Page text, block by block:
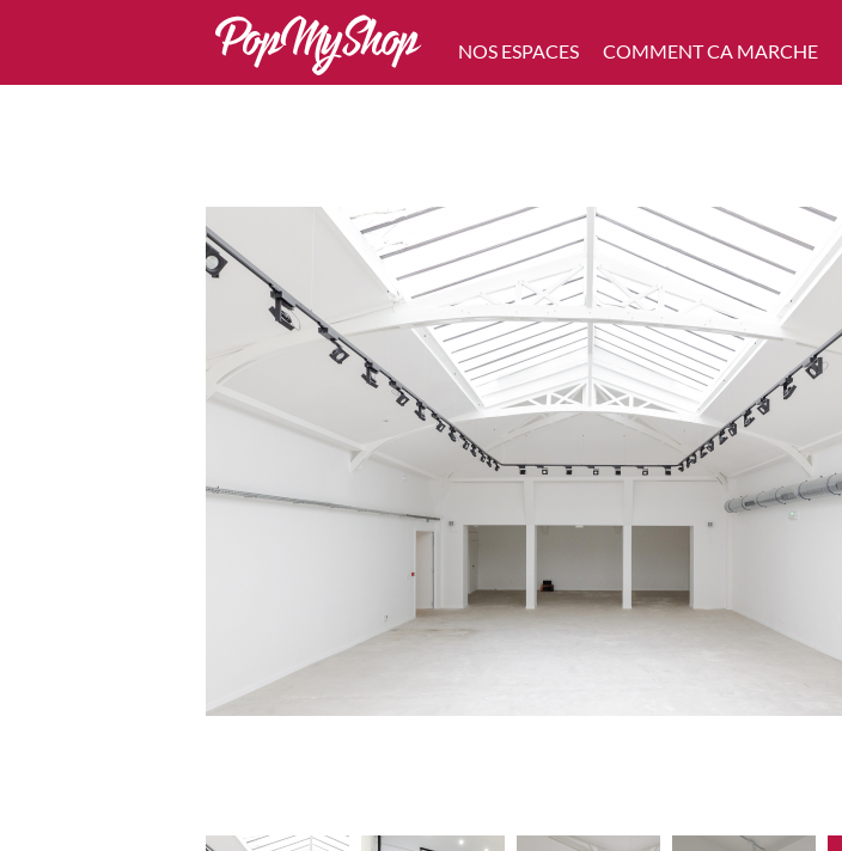
NOS ESPACES COMMENT CA MARCHE